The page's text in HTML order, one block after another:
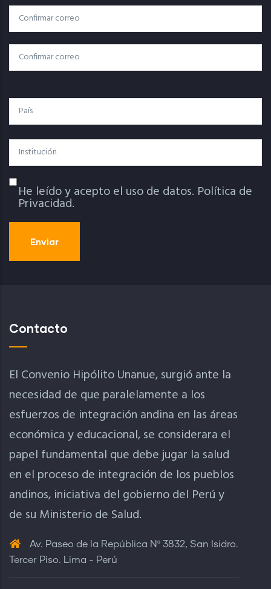
Correo
Electrónico
Correo Electrónico
Confirmar Correo
País
Institución
Política De Privacidad
He leído y acepto el uso de datos. Política de
Privacidad.
Contacto
El Convenio Hipólito Unanue, surgió ante la
necesidad de que paralelamente a los
esfuerzos de integración andina en las áreas
económica y educacional, se considerara el
papel fundamental que debe jugar la salud
en el proceso de integración de los pueblos
andinos, iniciativa del gobierno del Perú y
de su Ministerio de Salud.
Av. Paseo de la República Nº 3832, San Isidro.
Tercer Piso. Lima - Perú